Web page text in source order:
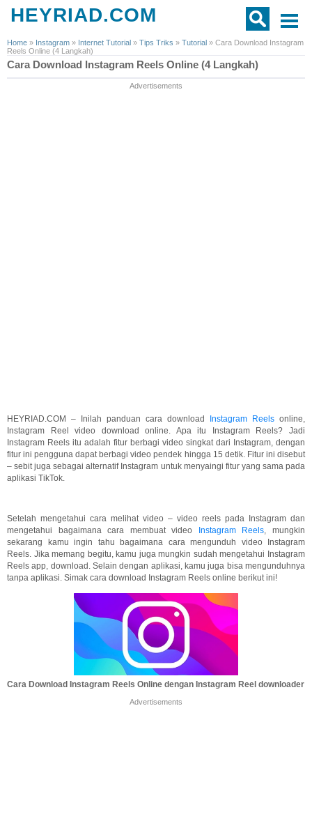
HEYRIAD.COM
Home » Instagram » Internet Tutorial » Tips Triks » Tutorial » Cara Download Instagram
Reels Online (4 Langkah)
Cara Download Instagram Reels Online (4 Langkah)
Advertisements
HEYRIAD.COM – Inilah panduan cara download Instagram Reels online,
Instagram Reel video download online. Apa itu Instagram Reels? Jadi
Instagram Reels itu adalah fitur berbagi video singkat dari Instagram, dengan
fitur ini pengguna dapat berbagi video pendek hingga 15 detik. Fitur ini disebut
– sebit juga sebagai alternatif Instagram untuk menyaingi fitur yang sama pada
aplikasi TikTok.
Setelah mengetahui cara melihat video – video reels pada Instagram dan
mengetahui bagaimana cara membuat video
Instagram Reels, mungkin
sekarang kamu ingin tahu bagaimana cara mengunduh video Instagram
Reels. Jika memang begitu, kamu juga mungkin sudah mengetahui Instagram
Reels app, download. Selain dengan aplikasi, kamu juga bisa mengunduhnya
tanpa aplikasi. Simak cara download Instagram Reels online berikut ini!
Cara Download Instagram Reels Online dengan Instagram Reel downloader
Advertisements